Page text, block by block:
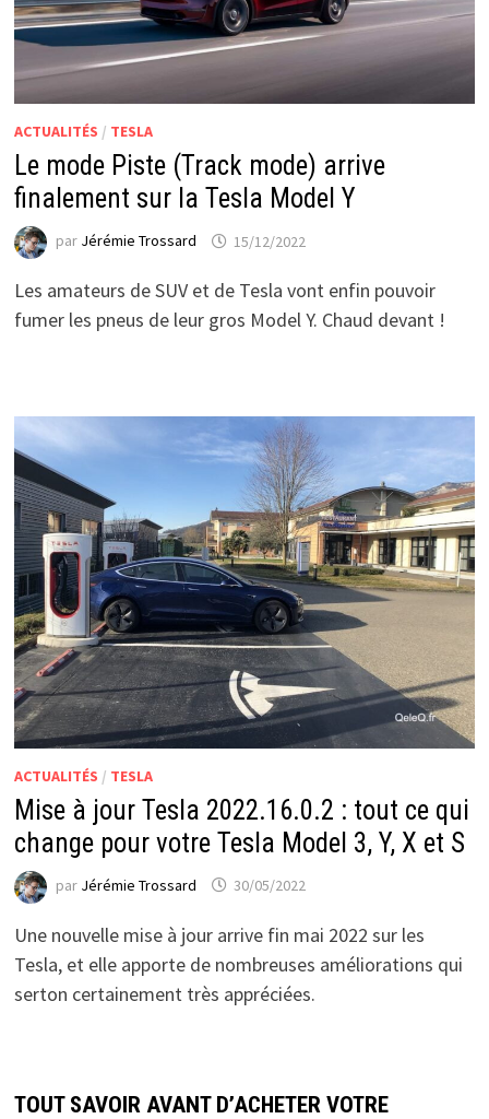
ACTUALITÉS / TESLA
Le mode Piste (Track mode) arrive
finalement sur la Tesla Model Y
par Jérémie Trossard 15/12/2022
Les amateurs de SUV et de Tesla vont enfin pouvoir
fumer les pneus de leur gros Model Y. Chaud devant !
ACTUALITÉS / TESLA
Mise à jour Tesla 2022.16.0.2 : tout ce qui
change pour votre Tesla Model 3, Y, X et S
par Jérémie Trossard 30/05/2022
Une nouvelle mise à jour arrive fin mai 2022 sur les
Tesla, et elle apporte de nombreuses améliorations qui
serton certainement très appréciées.
TOUT SAVOIR AVANT D’ACHETER VOTRE